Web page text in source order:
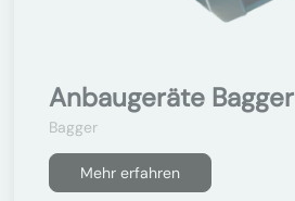
Anbaugeräte Bagger
Bagger
Mehr erfahren